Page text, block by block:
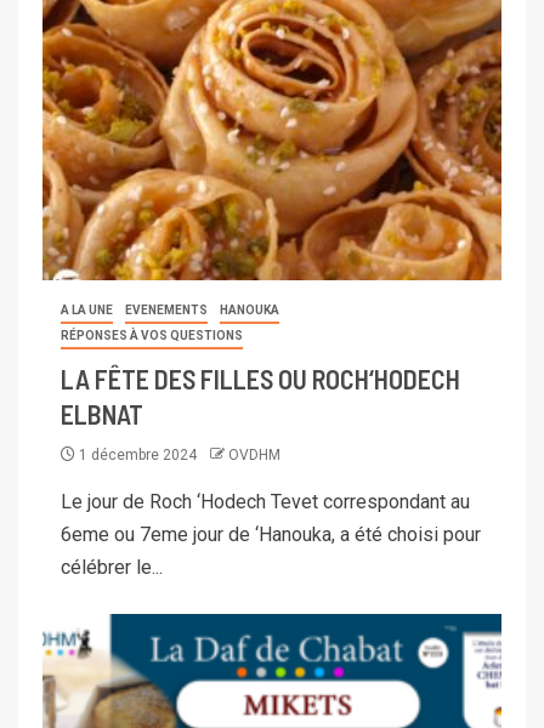
A LA UNE EVENEMENTS
HANOUKA
RÉPONSES À VOS QUESTIONS
LA FÊTE DES FILLES OU ROCH‘HODECH
ELBNAT
1 décembre 2024 OVDHM
Le jour de Roch ‘Hodech Tevet correspondant au
6eme ou 7eme jour de ‘Hanouka, a été choisi pour
célébrer le...